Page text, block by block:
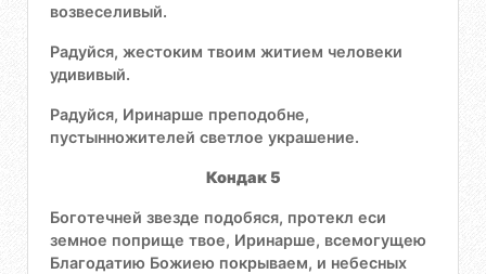
возвеселивый.
Радуйся, жестоким твоим житием человеки
удививый.
Радуйся, Иринарше преподобне,
пустынножителей светлое украшение.
Кондак 5
Боготечней звезде подобяся, протекл еси
земное поприще твое, Иринарше, всемогущею
Благодатию Божиею покрываем, и небесных